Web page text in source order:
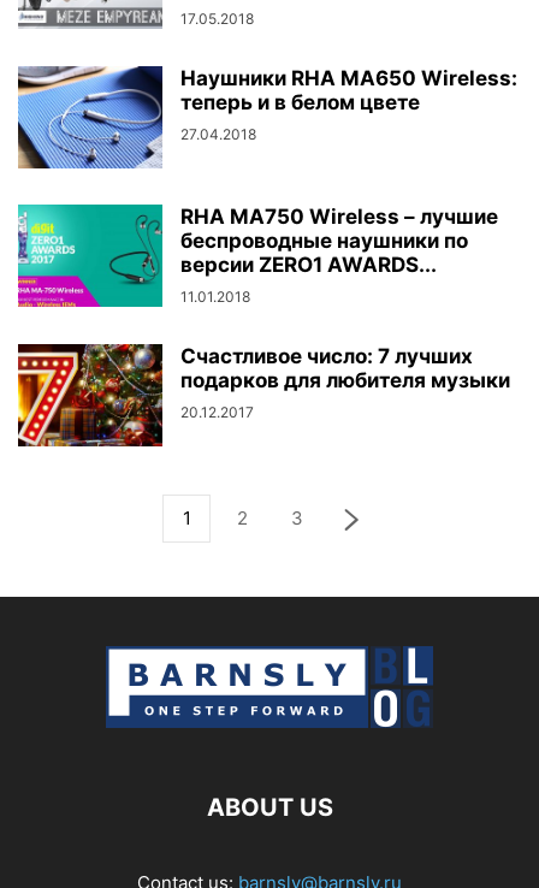
17.05.2018
Наушники RHA MA650 Wireless:
теперь и в белом цвете
27.04.2018
RHA MA750 Wireless – лучшие
беспроводные наушники по
версии ZERO1 AWARDS...
11.01.2018
Счастливое число: 7 лучших
подарков для любителя музыки
20.12.2017
1 2 3
ABOUT US
Contact us: barnsly@barnsly.ru